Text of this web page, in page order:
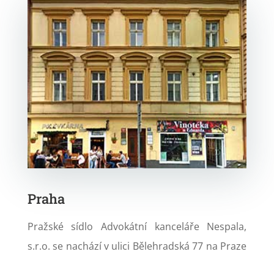
Praha
Pražské sídlo Advokátní kanceláře Nespala,
s.r.o. se nachází v ulici Bělehradská 77 na Praze